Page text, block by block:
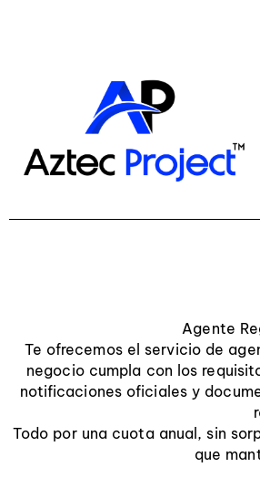
Agente
Te ofrecemos el servicio de
negocio cumpla con los
notificaciones oficiales y
Todo por una cuota anual, sin
que